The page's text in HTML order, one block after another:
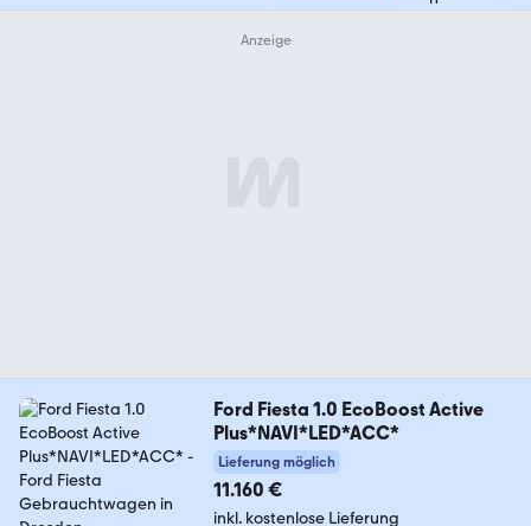
Ford Fiesta 1.0 EcoBoost Active
Plus*NAVI*LED*ACC*
Lieferung möglich
11.160 €
inkl. kostenlose Lieferung